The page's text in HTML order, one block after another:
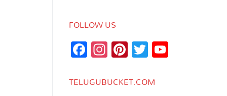
FOLLOW US
Facebook
Instagram
Pinterest
Twitter
TELUGUBUCKET.COM